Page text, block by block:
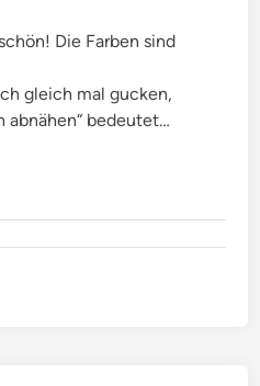
Die Farben sind
gleich mal gucken,
abnähen“ bedeutet…